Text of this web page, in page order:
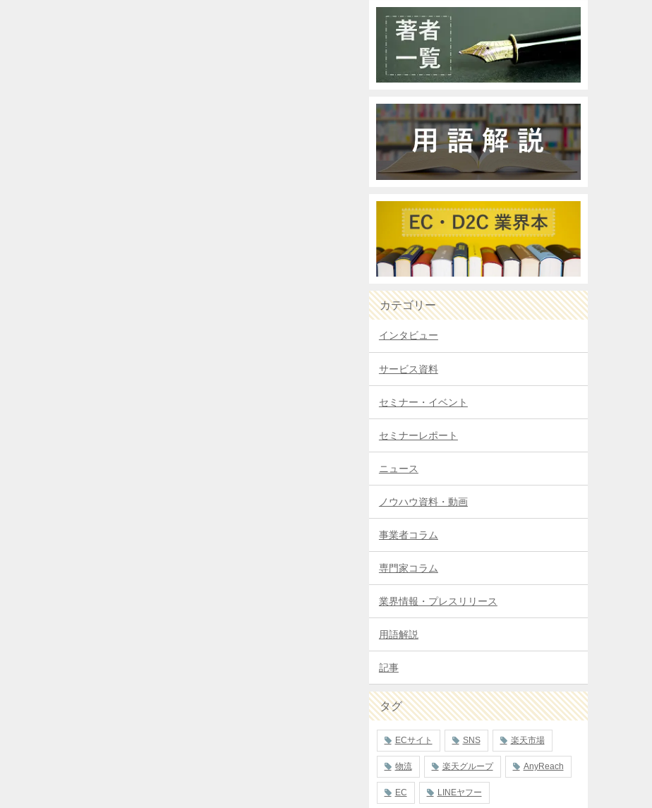
カテゴリー
インタビュー
サービス資料
セミナー・イベント
セミナーレポート
ニュース
ノウハウ資料・動画
事業者コラム
専門家コラム
業界情報・プレスリリース
用語解説
記事
タグ
ECサイト SNS 楽天市場
物流 楽天グループ AnyReach
EC LINEヤフー